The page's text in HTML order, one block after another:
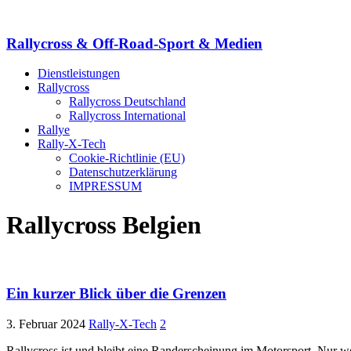
Rallycross & Off-Road-Sport & Medien
Dienstleistungen
Rallycross
Rallycross Deutschland
Rallycross International
Rallye
Rally-X-Tech
Cookie-Richtlinie (EU)
Datenschutzerklärung
IMPRESSUM
Rallycross Belgien
Ein kurzer Blick über die Grenzen
3. Februar 2024 Rally-X-Tech 2